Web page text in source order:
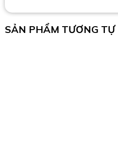
SẢN PHẨM TƯƠNG TỰ